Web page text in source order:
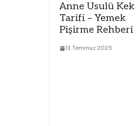
Anne Usulü Kek
Tarifi – Yemek
Pişirme Rehberi
13 Temmuz 2025